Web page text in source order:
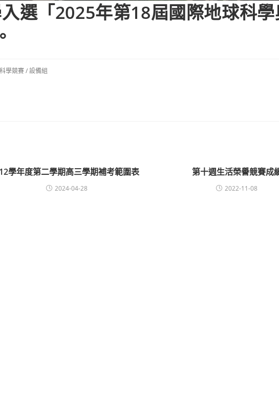
選「2025年第18屆國際地球科
科學競賽/設備組
學年度第二學期高三學期補考範圍表
2024-04-28
第十週生活榮譽競賽成
2022-11-08